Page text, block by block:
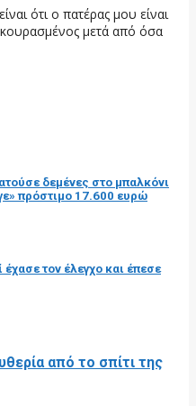
ότι ο πατέρας μου είναι
μετά από όσα
δεμένες στο μπαλκόνι
πρόστιμο 17.600 ευρώ
τον έλεγχο και έπεσε
από το σπίτι της